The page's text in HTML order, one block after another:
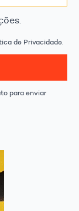
de Privacidade.
para enviar